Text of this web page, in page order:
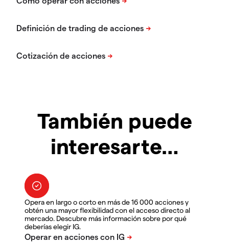
También puede
interesarte…
Opera en largo o corto en más de 16 000 acciones y
obtén una mayor flexibilidad con el acceso directo al
mercado. Descubre más información sobre por qué
deberías elegir IG.